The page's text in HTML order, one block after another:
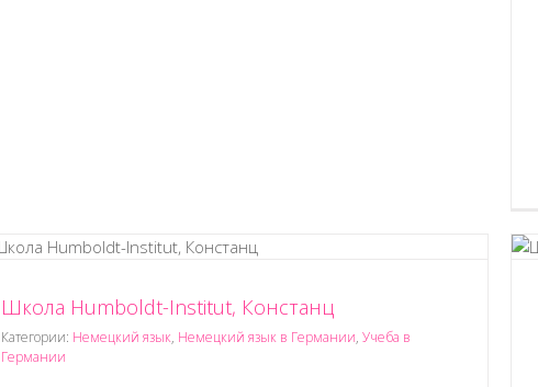
Школа Humboldt-Institut, Констанц
Категории: Немецкий язык, Немецкий язык в Германии, Учеба в
Германии
Школа испанского Enforex, Тенерифе
Испанский язык Учеба в Испании Учить испанский язык в Испании